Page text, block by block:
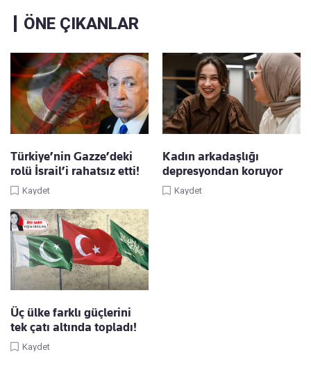
ÖNE ÇIKANLAR
Türkiye’nin Gazze’deki
rolü İsrail’i rahatsız etti!
Kaydet
Kadın arkadaşlığı
depresyondan koruyor
Kaydet
Üç ülke farklı güçlerini
tek çatı altında topladı!
Kaydet